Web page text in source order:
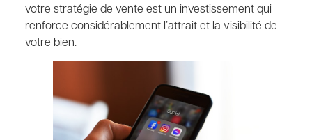
votre stratégie de vente est un investissement qui
renforce considérablement l’attrait et la visibilité de
votre bien.